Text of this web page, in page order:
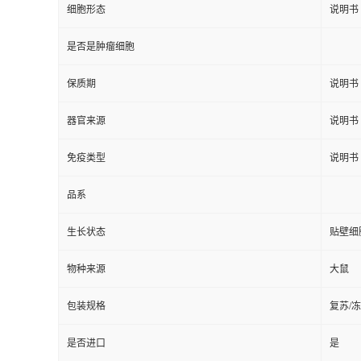
细胞形态 说明书
是否是肿瘤细胞
保质期 说明书
器官来源 说明书
免疫类型 说明书
品系
生长状态 贴壁细
物种来源 大鼠
包装规格 复苏/
是否进口 是